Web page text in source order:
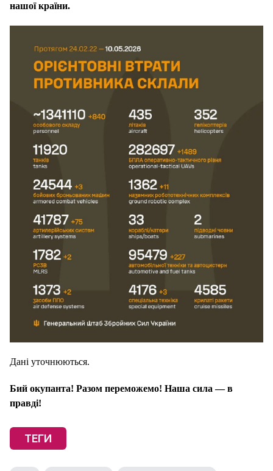
нашої країни.
Дані уточнюються.
Бий окупанта! Разом переможемо! Наша сила — в
правді!
ТЕГИ